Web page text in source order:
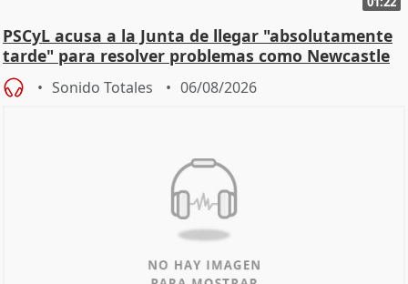
PSCyL acusa a la Junta de llegar "absolutamente
tarde" para resolver problemas como Newcastle
Sonido Totales 06/08/2026